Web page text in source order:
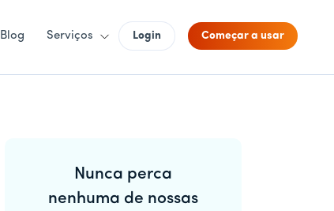
Blog Serviços Login Começar a usar
lateral
Nunca perca
nenhuma de nossas